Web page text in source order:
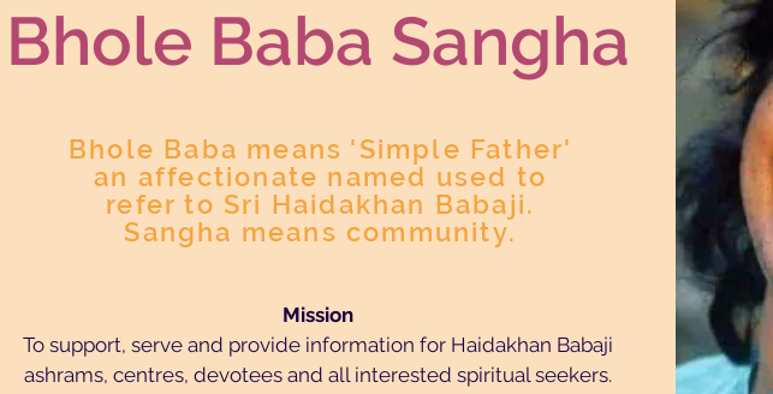
Bhole Baba Sangha
Bhole Baba means 'Simple Father'
an affectionate named used to
refer to Sri Haidakhan Babaji.
Sangha means community.
Mission
To support, serve and provide information for Haidakhan Babaji
ashrams, centres, devotees and all interested spiritual seekers.